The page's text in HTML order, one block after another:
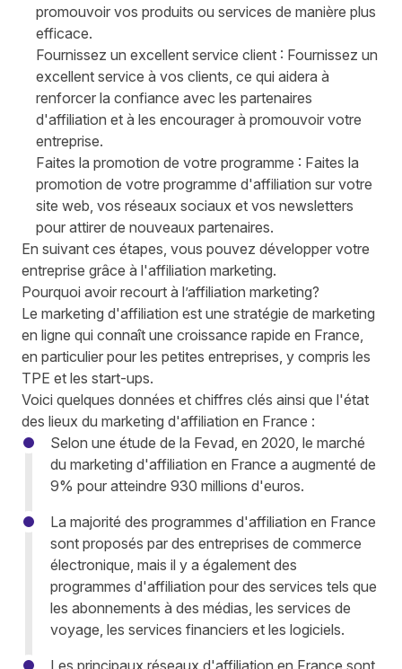
promouvoir vos produits ou services de manière plus
efficace.
Fournissez un excellent service client : Fournissez un
excellent service à vos clients, ce qui aidera à
renforcer la confiance avec les partenaires
d'affiliation et à les encourager à promouvoir votre
entreprise.
Faites la promotion de votre programme : Faites la
promotion de votre programme d'affiliation sur votre
site web, vos réseaux sociaux et vos newsletters
pour attirer de nouveaux partenaires.
En suivant ces étapes, vous pouvez développer votre
entreprise grâce à l'affiliation marketing.
Pourquoi avoir recourt à l’affiliation marketing?
Le marketing d'affiliation est une stratégie de marketing
en ligne qui connaît une croissance rapide en France,
en particulier pour les petites entreprises, y compris les
TPE et les start-ups.
Voici quelques données et chiffres clés ainsi que l'état
des lieux du marketing d'affiliation en France :
Selon une étude de la Fevad, en 2020, le marché
du marketing d'affiliation en France a augmenté de
9% pour atteindre 930 millions d'euros.
La majorité des programmes d'affiliation en France
sont proposés par des entreprises de commerce
électronique, mais il y a également des
programmes d'affiliation pour des services tels que
les abonnements à des médias, les services de
voyage, les services financiers et les logiciels.
Les principaux réseaux d'affiliation en France sont